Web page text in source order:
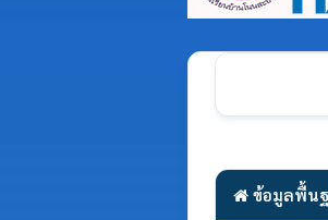
ข้อมูลพื้น